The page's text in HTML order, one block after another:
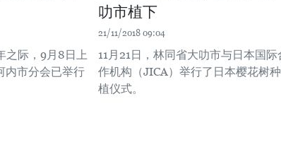
之际，9月8日上
内市分会已举行
叻市植下
21/11/2018 09:04
11月21日，林同省大叻市与日本国际
作机构（JICA）举行了日本樱花树种
植仪式。